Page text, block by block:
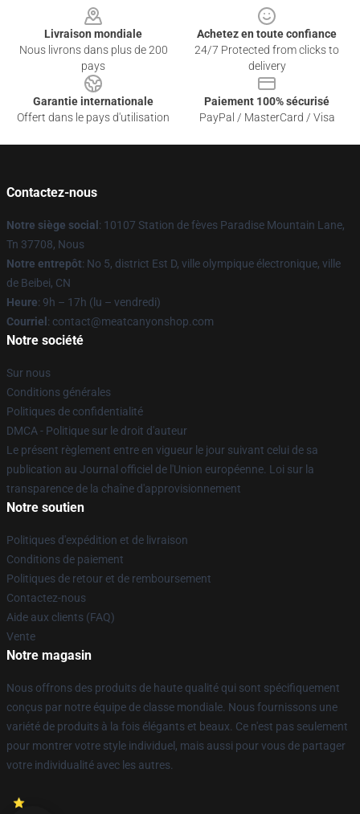
Livraison mondiale
Nous livrons dans plus de 200
pays
Achetez en toute confiance
24/7 Protected from clicks to
delivery
Garantie internationale
Offert dans le pays d'utilisation
Paiement 100% sécurisé
PayPal / MasterCard / Visa
Contactez-nous
Notre siège social : 10107 Station de fèves Paradise Mountain Lane,
Tn 37708, Nous
Notre entrepôt: No 5, district Est D, ville olympique électronique, ville
de Beibei, CN
Heure: 9h – 17h (lu – vendredi)
Courriel : contact@meatcanyonshop.com
Notre société
Sur nous
Conditions générales
Politiques de confidentialité
DMCA - Politique sur le droit d'auteur
Le présent règlement entre en vigueur le jour suivant celui de sa
publication au Journal officiel de l'Union européenne. Loi sur la
transparence de la chaîne d'approvisionnement
Notre soutien
Politiques d'expédition et de livraison
Conditions de paiement
Politiques de retour et de remboursement
Contactez-nous
Aide aux clients (FAQ)
Vente
Notre magasin
Nous offrons des produits de haute qualité qui sont spécifiquement
conçus par notre équipe de classe mondiale. Nous fournissons une
variété de produits à la fois élégants et beaux. Ce n'est pas seulement
pour montrer votre style individuel, mais aussi pour vous de partager
votre individualité avec les autres.